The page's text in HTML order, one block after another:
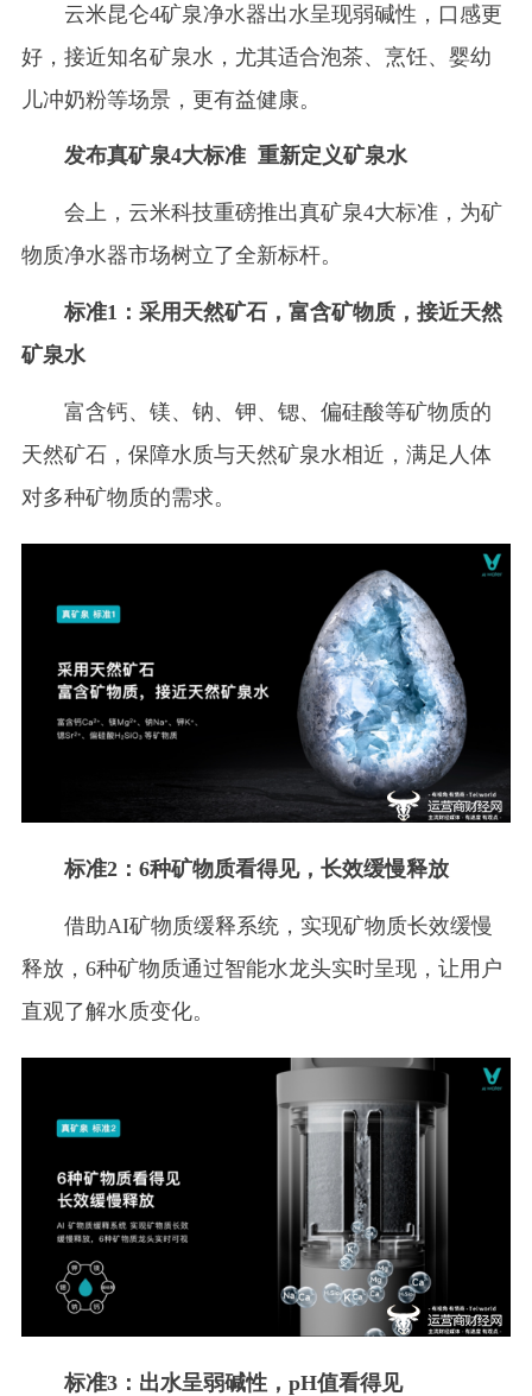
云米昆仑4矿泉净水器出水呈现弱碱性，口感更
好，接近知名矿泉水，尤其适合泡茶、烹饪、婴幼
儿冲奶粉等场景，更有益健康。
发布真矿泉4大标准 重新定义矿泉水
会上，云米科技重磅推出真矿泉4大标准，为矿
物质净水器市场树立了全新标杆。
标准1：采用天然矿石，富含矿物质，接近天然
矿泉水
富含钙、镁、钠、钾、锶、偏硅酸等矿物质的
天然矿石，保障水质与天然矿泉水相近，满足人体
对多种矿物质的需求。
标准2：6种矿物质看得见，长效缓慢释放
借助AI矿物质缓释系统，实现矿物质长效缓慢
释放，6种矿物质通过智能水龙头实时呈现，让用户
直观了解水质变化。
标准3：出水呈弱碱性，pH值看得见